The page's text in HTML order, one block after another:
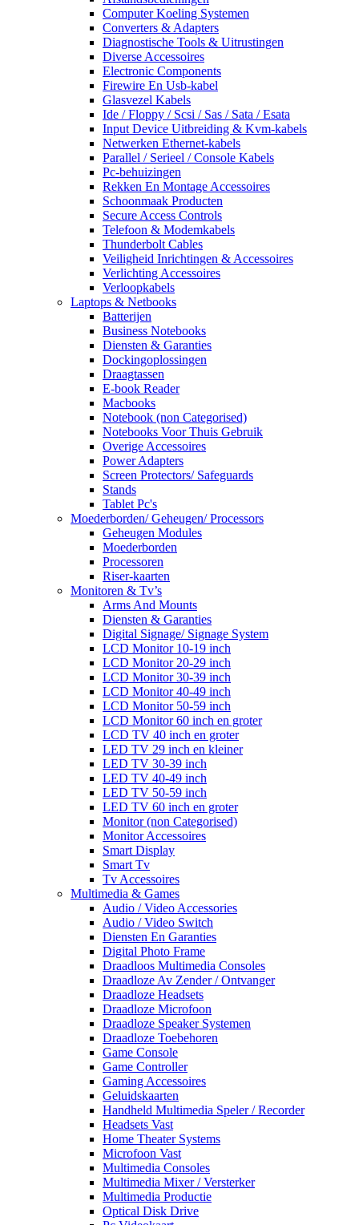
Computer Koeling Systemen
Converters & Adapters
Diagnostische Tools & Uitrustingen
Diverse Accessoires
Electronic Components
Firewire En Usb-kabel
Glasvezel Kabels
Ide / Floppy / Scsi / Sas / Sata / Esata
Input Device Uitbreiding & Kvm-kabels
Netwerken Ethernet-kabels
Parallel / Serieel / Console Kabels
Pc-behuizingen
Rekken En Montage Accessoires
Schoonmaak Producten
Secure Access Controls
Telefoon & Modemkabels
Thunderbolt Cables
Veiligheid Inrichtingen & Accessoires
Verlichting Accessoires
Verloopkabels
Laptops & Netbooks
Batterijen
Business Notebooks
Diensten & Garanties
Dockingoplossingen
Draagtassen
E-book Reader
Macbooks
Notebook (non Categorised)
Notebooks Voor Thuis Gebruik
Overige Accessoires
Power Adapters
Screen Protectors/ Safeguards
Stands
Tablet Pc's
Moederborden/ Geheugen/ Processors
Geheugen Modules
Moederborden
Processoren
Riser-kaarten
Monitoren & Tv’s
Arms And Mounts
Diensten & Garanties
Digital Signage/ Signage System
LCD Monitor 10-19 inch
LCD Monitor 20-29 inch
LCD Monitor 30-39 inch
LCD Monitor 40-49 inch
LCD Monitor 50-59 inch
LCD Monitor 60 inch en groter
LCD TV 40 inch en groter
LED TV 29 inch en kleiner
LED TV 30-39 inch
LED TV 40-49 inch
LED TV 50-59 inch
LED TV 60 inch en groter
Monitor (non Categorised)
Monitor Accessoires
Smart Display
Smart Tv
Tv Accessoires
Multimedia & Games
Audio / Video Accessories
Audio / Video Switch
Diensten En Garanties
Digital Photo Frame
Draadloos Multimedia Consoles
Draadloze Av Zender / Ontvanger
Draadloze Headsets
Draadloze Microfoon
Draadloze Speaker Systemen
Draadloze Toebehoren
Game Console
Game Controller
Gaming Accessoires
Geluidskaarten
Handheld Multimedia Speler / Recorder
Headsets Vast
Home Theater Systems
Microfoon Vast
Multimedia Consoles
Multimedia Mixer / Versterker
Multimedia Productie
Optical Disk Drive